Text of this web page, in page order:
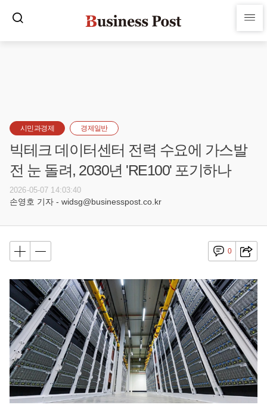
시민과경제 경제일반
빅테크 데이터센터 전력 수요에 가스발
전 눈 돌려, 2030년 'RE100' 포기하나
2026-05-07 14:03:40
손영호 기자 - widsg@businesspost.co.kr
0